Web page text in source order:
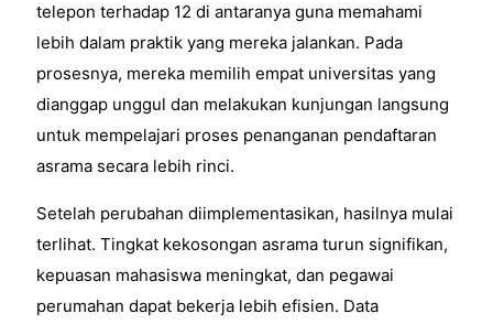
telepon terhadap 12 di antaranya guna memahami
lebih dalam praktik yang mereka jalankan. Pada
prosesnya, mereka memilih empat universitas yang
dianggap unggul dan melakukan kunjungan langsung
untuk mempelajari proses penanganan pendaftaran
asrama secara lebih rinci.
Setelah perubahan diimplementasikan, hasilnya mulai
terlihat. Tingkat kekosongan asrama turun signifikan,
kepuasan mahasiswa meningkat, dan pegawai
perumahan dapat bekerja lebih efisien. Data